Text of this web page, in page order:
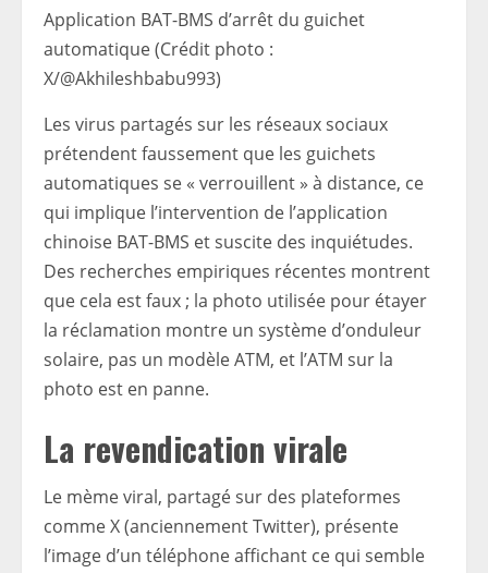
Application BAT-BMS d’arrêt du guichet
automatique (Crédit photo :
X/@Akhileshbabu993)
Les virus partagés sur les réseaux sociaux
prétendent faussement que les guichets
automatiques se « verrouillent » à distance, ce
qui implique l’intervention de l’application
chinoise BAT-BMS et suscite des inquiétudes.
Des recherches empiriques récentes montrent
que cela est faux ; la photo utilisée pour étayer
la réclamation montre un système d’onduleur
solaire, pas un modèle ATM, et l’ATM sur la
photo est en panne.
La revendication virale
Le mème viral, partagé sur des plateformes
comme X (anciennement Twitter), présente
l’image d’un téléphone affichant ce qui semble